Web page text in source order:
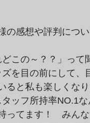
感想や評判につい
この～？？」って
を目の前にして、
と私も楽しくなり
ッフ所持率NO.1
ってます！　みん